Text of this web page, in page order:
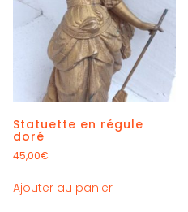
Statuette en régule
doré
45,00€
Ajouter au panier